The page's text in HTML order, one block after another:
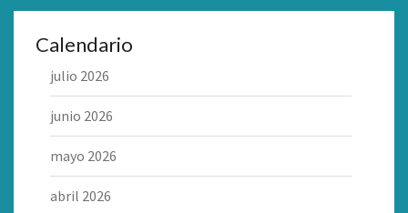
Calendario
julio 2026
junio 2026
mayo 2026
abril 2026